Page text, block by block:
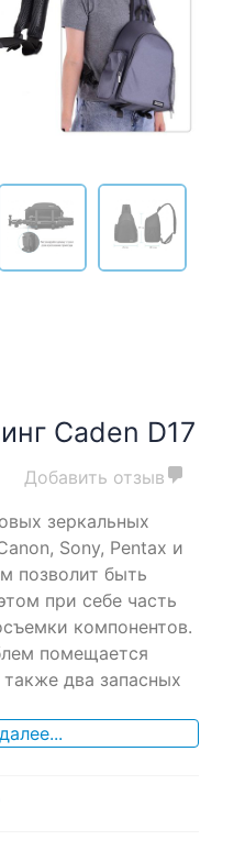
Caden D17
Добавить отзыв
зеркальных
Sony, Pentax и
позволит быть
при себе часть
компонентов.
помещается
два запасных